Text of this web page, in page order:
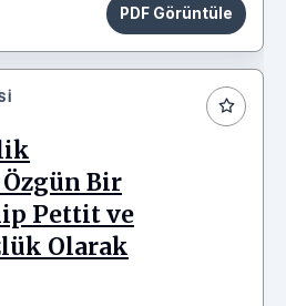
PDF Görüntüle
Bir
Pettit ve
Olarak